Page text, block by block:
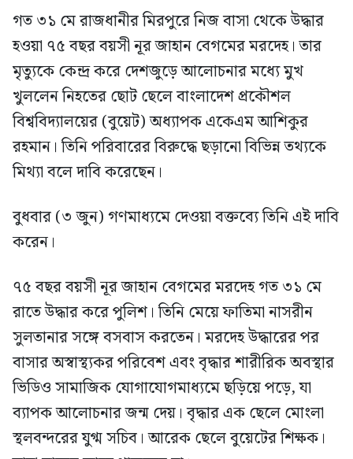
গত ৩১ মে রাজধানীর মিরপুরে নিজ বাসা থেকে উদ্ধার
হওয়া ৭৫ বছর বয়সী নূর জাহান বেগমের মরদেহ। তার
মৃত্যুকে কেন্দ্র করে দেশজুড়ে আলোচনার মধ্যে মুখ
খুললেন নিহতের ছোট ছেলে বাংলাদেশ প্রকৌশল
বিশ্ববিদ্যালয়ের (বুয়েট) অধ্যাপক একেএম আশিকুর
রহমান। তিনি পরিবারের বিরুদ্ধে ছড়ানো বিভিন্ন তথ্যকে
মিথ্যা বলে দাবি করেছেন।
বুধবার (৩ জুন) গণমাধ্যমে দেওয়া বক্তব্যে তিনি এই দাবি
করেন।
৭৫ বছর বয়সী নূর জাহান বেগমের মরদেহ গত ৩১ মে
রাতে উদ্ধার করে পুলিশ। তিনি মেয়ে ফাতিমা নাসরীন
সুলতানার সঙ্গে বসবাস করতেন। মরদেহ উদ্ধারের পর
বাসার অস্বাস্থ্যকর পরিবেশ এবং বৃদ্ধার শারীরিক অবস্থার
ভিডিও সামাজিক যোগাযোগমাধ্যমে ছড়িয়ে পড়ে, যা
ব্যাপক আলোচনার জন্ম দেয়। বৃদ্ধার এক ছেলে মোংলা
স্থলবন্দরের যুগ্ম সচিব। আরেক ছেলে বুয়েটের শিক্ষক।